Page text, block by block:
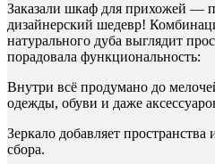
Заказали шкаф для прихожей —
дизайнерский шедевр!
натурального дуба выглядит
порадовала функциональность:
Внутри всё продумано до
одежды, обуви и даже
Зеркало добавляет пространства
сбора.